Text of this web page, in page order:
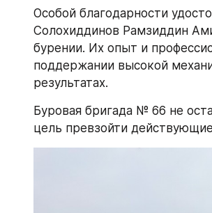
Особой благодарности
Солохиддинов Рамзиддин
бурении. Их опыт и
поддержании высокой
результатах.
Буровая бригада № 66 не
цель превзойти